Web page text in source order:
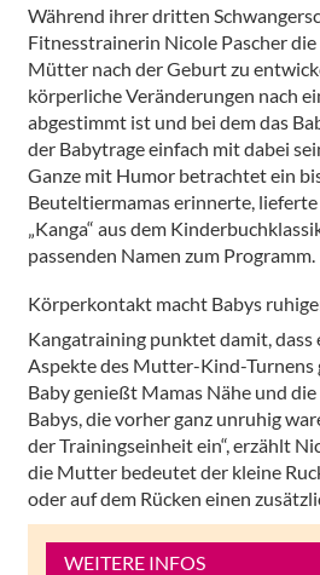
Während ihrer dritten
Fitnesstrainerin Nicole Pascher
Mütter nach der Geburt zu
körperliche Veränderungen nach
abgestimmt ist und bei dem das
der Babytrage einfach mit dabei
Ganze mit Humor betrachtet ein
Beuteltiermamas erinnerte,
„Kanga“ aus dem
passenden Namen zum Programm.
Körperkontakt macht Babys
Kangatraining punktet damit, dass
Aspekte des Mutter-Kind-Turnens
Baby genießt Mamas Nähe und die
Babys, die vorher ganz unruhig
der Trainingseinheit ein“, erzählt
die Mutter bedeutet der kleine
oder auf dem Rücken einen
WEITERE INFOS